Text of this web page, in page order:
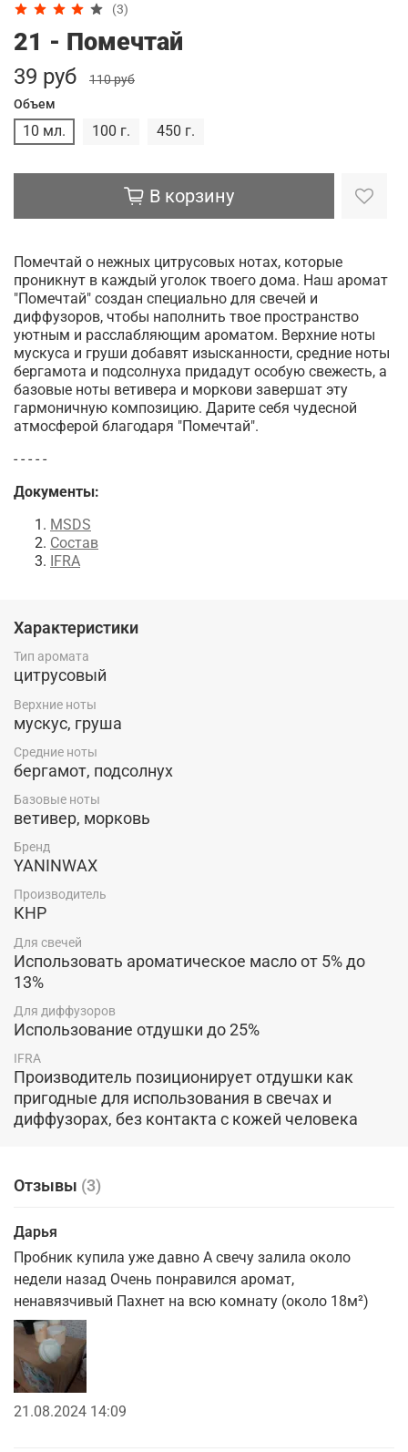
(3)
21 - Помечтай
39 руб
110 руб
Объем
10 мл. 100 г. 450 г.
В корзину
Помечтай о нежных цитрусовых нотах, которые
проникнут в каждый уголок твоего дома. Наш аромат
"Помечтай" создан специально для свечей и
диффузоров, чтобы наполнить твое пространство
уютным и расслабляющим ароматом. Верхние ноты
мускуса и груши добавят изысканности, средние ноты
бергамота и подсолнуха придадут особую свежесть, а
базовые ноты ветивера и моркови завершат эту
гармоничную композицию. Дарите себя чудесной
атмосферой благодаря "Помечтай".
- - - - -
Документы:
MSDS
Состав
IFRA
Характеристики
Тип аромата
цитрусовый
Верхние ноты
мускус, груша
Средние ноты
бергамот, подсолнух
Базовые ноты
ветивер, морковь
Бренд
YANINWAX
Производитель
КНР
Для свечей
Использовать ароматическое масло от 5% до
13%
Для диффузоров
Использование отдушки до 25%
IFRA
Производитель позиционирует отдушки как
пригодные для использования в свечах и
диффузорах, без контакта с кожей человека
Отзывы (3)
Дарья
Пробник купила уже давно А свечу залила около
недели назад Очень понравился аромат,
ненавязчивый Пахнет на всю комнату (около 18м²)
21.08.2024 14:09